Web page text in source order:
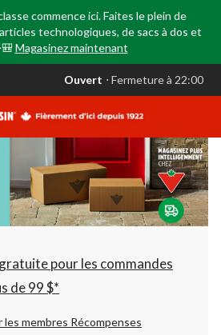
commence ici. Faites le plein de
technologiques, de sacs à dos et
Magasinez maintenant
votre
est
AB,
Ouvert,
Fermeture
à
22:00
changer
Ouvert ⋅ Fermeture à 22:00
pour les commandes
de 99 $*
membres Récompenses